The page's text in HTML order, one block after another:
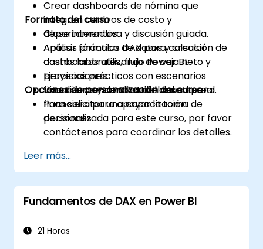
Crear dashboards de nómina que
integren centros de costo y
departamentos.
Aplicar fórmulas DAX para calcular
costos laborales, flujo de caja neto y
proyecciones.
Visualizar tendencias del desempeño
financiero para apoyar la toma de
decisiones.
Formato del curso
Clase interactiva y discusión guiada.
Análisis práctico de datos y creación de
dashboards utilizando Power BI.
Ejercicios prácticos con escenarios
financieros y de RRHH del mundo real.
Opciones de personalización del curso
Para solicitar una capacitación
personalizada para este curso, por favor
contáctenos para coordinar los detalles.
Leer más...
Fundamentos de DAX en Power BI
21 Horas